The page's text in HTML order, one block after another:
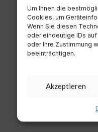
Um Ihnen die
Cookies, um
Wenn Sie diesen
oder eindeutige IDs
oder Ihre Zustimmung
beeinträchtigen.
Akzeptieren